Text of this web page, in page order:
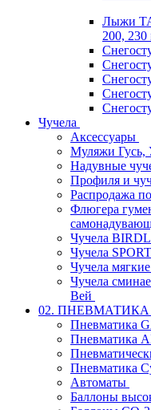
Лыжи
200,
Чучела
Аксессуары
Муляжи Гусь,
Надувные
Профиля и
Распродажа
Флюгера
Чучела
Чучела
Чучела
Чучела
Вей
02. ПНЕВМАТИКА
Пневматика
Пневматика
Пневматика
Автоматы
Баллоны